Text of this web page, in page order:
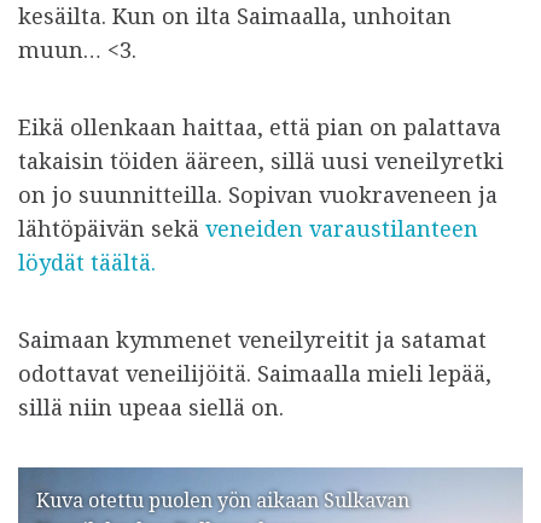
kesäilta. Kun on ilta Saimaalla, unhoitan
muun… <3.
Eikä ollenkaan haittaa, että pian on palattava
takaisin töiden ääreen, sillä uusi veneilyretki
on jo suunnitteilla. Sopivan vuokraveneen ja
lähtöpäivän sekä veneiden varaustilanteen
löydät täältä.
Saimaan kymmenet veneilyreitit ja satamat
odottavat veneilijöitä. Saimaalla mieli lepää,
sillä niin upeaa siellä on.
Kuva otettu puolen yön aikaan Sulkavan